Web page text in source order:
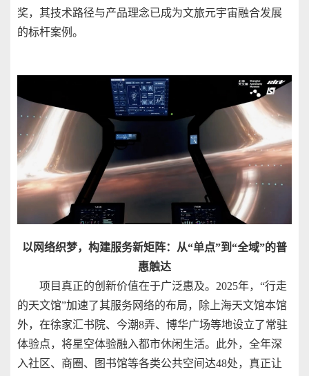
奖，其技术路径与产品理念已成为文旅元宇宙融合发展
的标杆案例。
以网络织梦，构建服务新矩阵：从“单点”到“全域”的普
惠触达
项目真正的创新价值在于广泛惠及。2025年，“行走
的天文馆”加速了其服务网络的布局，除上海天文馆本馆
外，在徐家汇书院、今潮8弄、博华广场等地设立了常驻
体验点，将星空体验融入都市休闲生活。此外，全年深
入社区、商圈、图书馆等各类公共空间达48处，真正让